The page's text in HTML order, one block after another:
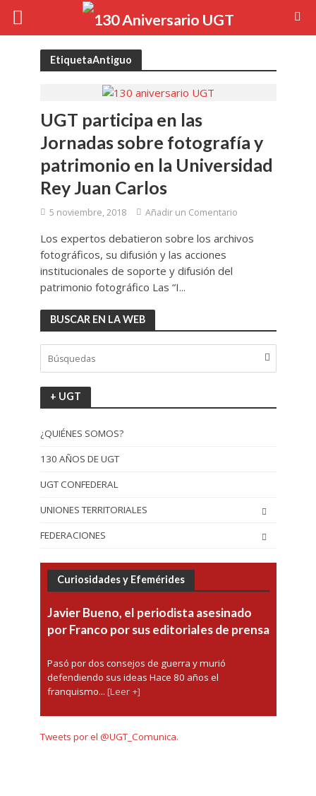
EtiquetaAntiguo
UGT participa en las
Jornadas sobre fotografía y
patrimonio en la Universidad
Rey Juan Carlos
5 noviembre, 2018 Añadir un Comentario
Los expertos debatieron sobre los archivos
fotográficos, su difusión y las acciones
institucionales de soporte y difusión del
patrimonio fotográfico Las “I...
BUSCAR EN LA WEB
+ UGT
¿QUIÉNES SOMOS?
130 AÑOS DE UGT
UGT CONFEDERAL
UNIONES TERRITORIALES
FEDERACIONES
Curiosidades y Efemérides
Javier Bueno, el periodista asesinado
por Franco por sus editoriales de prensa
Pasó por dos consejos de guerra y murió
defendiendo sus ideas Hace 80 años el
franquismo... [Leer +]
Tweets por el @UGT_Comunica.